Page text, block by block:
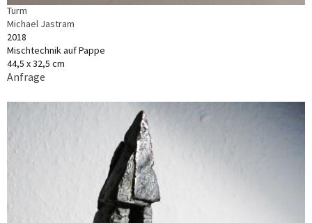
Turm
Michael Jastram
2018
Mischtechnik auf Pappe
44,5 x 32,5 cm
Anfrage